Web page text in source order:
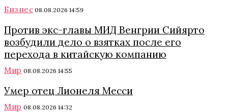
Бизнес 08.08.2026 14:59
Против экс-главы МИД Венгрии Сийярто
возбудили дело о взятках после его
перехода в китайскую компанию
Мир 08.08.2026 14:55
Умер отец Лионеля Месси
Мир 08.08.2026 14:32